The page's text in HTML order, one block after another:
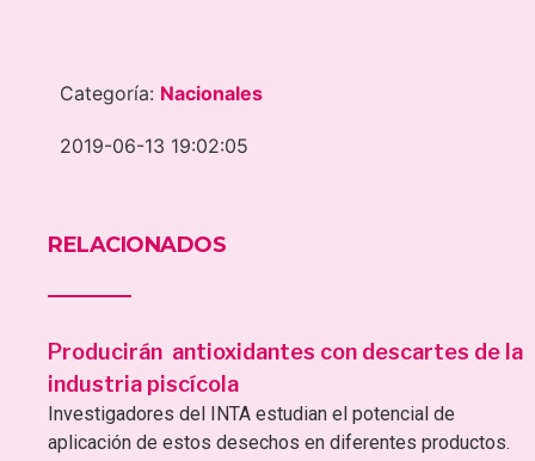
Categoría: Nacionales
2019-06-13 19:02:05
RELACIONADOS
Producirán antioxidantes con descartes de la
industria piscícola
Investigadores del INTA estudian el potencial de
aplicación de estos desechos en diferentes productos.